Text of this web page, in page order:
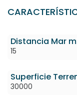
Distancia Mar
15
Superficie
30000